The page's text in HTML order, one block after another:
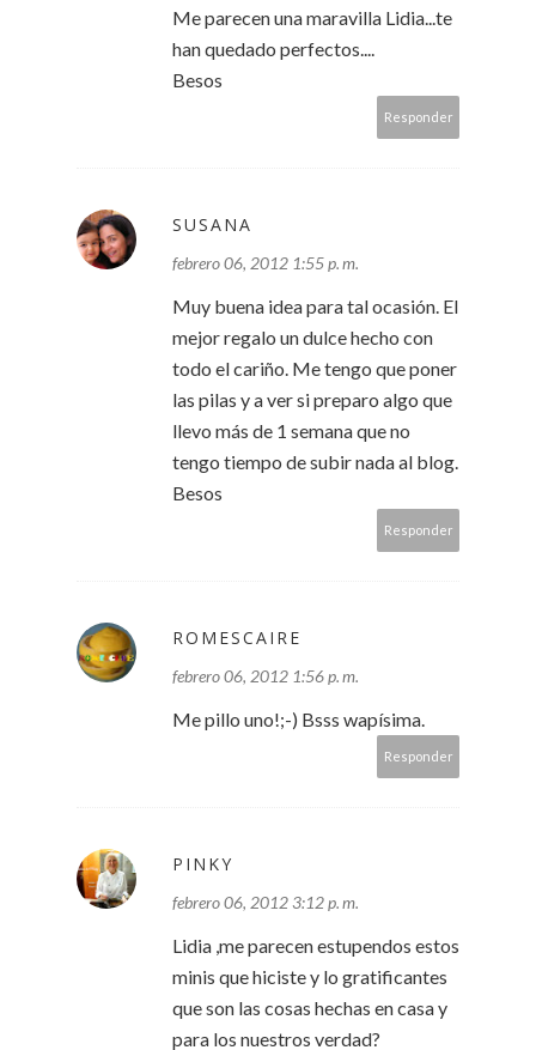
Me parecen una maravilla Lidia...te
han quedado perfectos....
Besos
Responder
SUSANA
febrero 06, 2012 1:55 p. m.
Muy buena idea para tal ocasión. El
mejor regalo un dulce hecho con
todo el cariño. Me tengo que poner
las pilas y a ver si preparo algo que
llevo más de 1 semana que no
tengo tiempo de subir nada al blog.
Besos
Responder
ROMESCAIRE
febrero 06, 2012 1:56 p. m.
Me pillo uno!;-) Bsss wapísima.
Responder
PINKY
febrero 06, 2012 3:12 p. m.
Lidia ,me parecen estupendos estos
minis que hiciste y lo gratificantes
que son las cosas hechas en casa y
para los nuestros verdad?